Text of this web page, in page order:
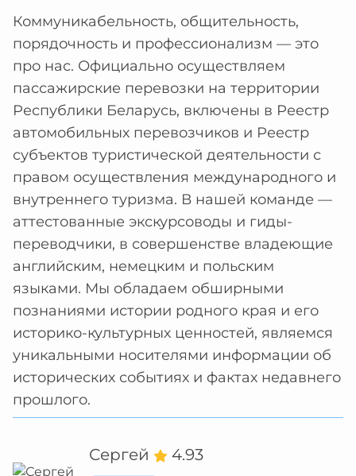
Коммуникабельность, общительность,
порядочность и профессионализм — это
про нас. Официально осуществляем
пассажирские перевозки на территории
Республики Беларусь, включены в Реестр
автомобильных перевозчиков и Реестр
субъектов туристической деятельности с
правом осуществления международного и
внутреннего туризма. В нашей команде —
аттестованные экскурсоводы и гиды-
переводчики, в совершенстве владеющие
английским, немецким и польским
языками. Мы обладаем обширными
познаниями истории родного края и его
историко-культурных ценностей, являемся
уникальными носителями информации об
исторических событиях и фактах недавнего
прошлого.
Сергей 4.93